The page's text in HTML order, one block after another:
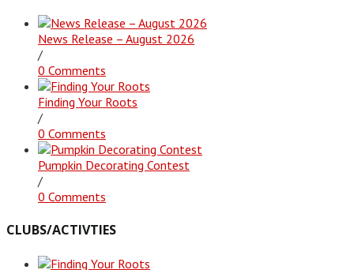
News Release – August 2026
/
0 Comments
Finding Your Roots
/
0 Comments
Pumpkin Decorating Contest
/
0 Comments
CLUBS/ACTIVTIES